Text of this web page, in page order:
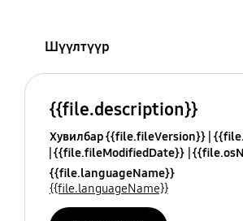
Шүүлтүүр
{{file.description}}
Хувилбар {{file.fileVersion}}
{{file.fileModifiedDate}}
{{file.languageName}}
{{file.languageName}}